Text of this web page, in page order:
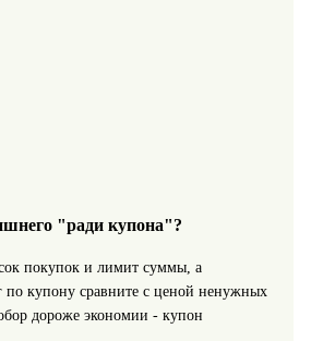
"ради купона"?
покупок и лимит суммы, а
купону сравните с ценой ненужных
дороже экономии - купон